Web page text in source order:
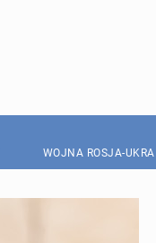
WOJNA ROSJA-